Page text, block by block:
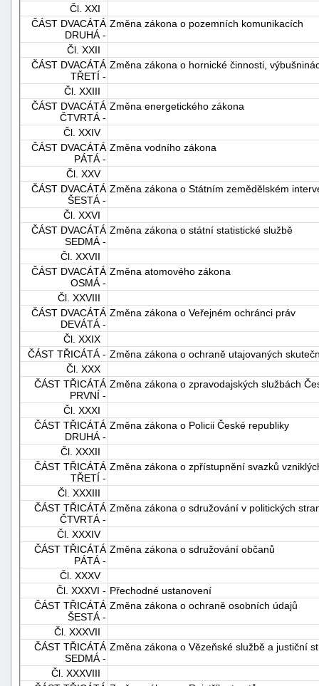
Čl. XXI
ČÁST DVACÁTÁ
DRUHÁ -
Změna zákona o pozemních komunikacích
Čl. XXII
ČÁST DVACÁTÁ
TŘETÍ -
Změna zákona o hornické činnosti,
Čl. XXIII
ČÁST DVACÁTÁ
ČTVRTÁ -
Změna energetického zákona
Čl. XXIV
ČÁST DVACÁTÁ
PÁTÁ -
Změna vodního zákona
Čl. XXV
ČÁST DVACÁTÁ
ŠESTÁ -
Změna zákona o Státním zemědělském
Čl. XXVI
ČÁST DVACÁTÁ
SEDMÁ -
Změna zákona o státní statistické službě
Čl. XXVII
ČÁST DVACÁTÁ
OSMÁ -
Změna atomového zákona
Čl. XXVIII
ČÁST DVACÁTÁ
DEVÁTÁ -
Změna zákona o Veřejném ochránci práv
Čl. XXIX
ČÁST TŘICÁTÁ - Změna zákona o ochraně utajovaných
Čl. XXX
ČÁST TŘICÁTÁ
PRVNÍ -
Změna zákona o zpravodajských službách
Čl. XXXI
ČÁST TŘICÁTÁ
DRUHÁ -
Změna zákona o Policii České republiky
Čl. XXXII
ČÁST TŘICÁTÁ
TŘETÍ -
Změna zákona o zpřístupnění svazků
Čl. XXXIII
ČÁST TŘICÁTÁ
ČTVRTÁ -
Změna zákona o sdružování v politických
Čl. XXXIV
ČÁST TŘICÁTÁ
PÁTÁ -
Změna zákona o sdružování občanů
Čl. XXXV
Čl. XXXVI - Přechodné ustanovení
ČÁST TŘICÁTÁ
ŠESTÁ -
Změna zákona o ochraně osobních údajů
Čl. XXXVII
ČÁST TŘICÁTÁ
SEDMÁ -
Změna zákona o Vězeňské službě a justiční
Čl. XXXVIII